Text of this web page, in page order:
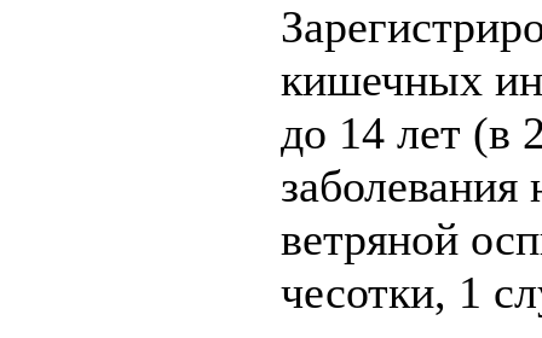
кишечных
до 14 лет (в
заболевания
ветряной
чесотки, 1